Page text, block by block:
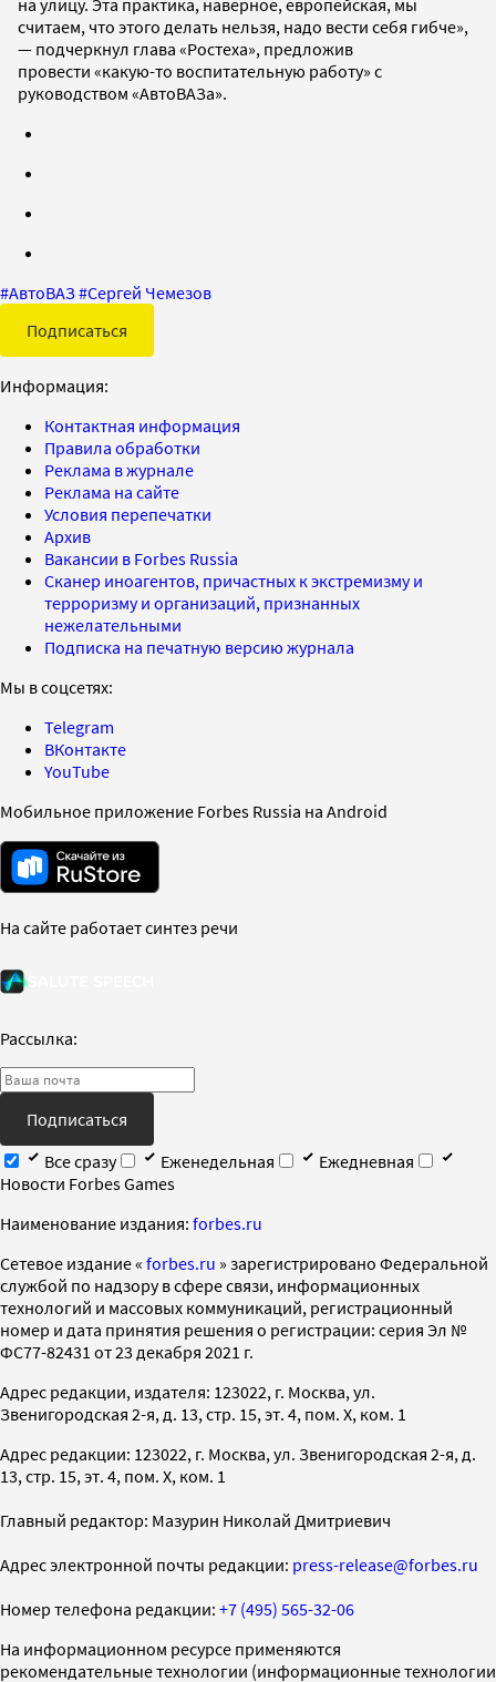
считаем, что этого делать нельзя, надо вести себя гибче»,
— подчеркнул глава «Ростеха», предложив
провести «какую-то воспитательную работу» с
руководством «АвтоВАЗа».
#АвтоВАЗ#Сергей Чемезов
Подписаться
Информация:
Контактная информация
Правила обработки
Реклама в журнале
Реклама на сайте
Условия перепечатки
Архив
Вакансии в Forbes Russia
Сканер иноагентов, причастных к экстремизму и
терроризму и организаций, признанных
нежелательными
Подписка на печатную версию журнала
Мы в соцсетях:
Telegram
ВКонтакте
YouTube
Мобильное приложение Forbes Russia на Android
На сайте работает синтез речи
Рассылка:
Подписаться
Все сразу
Еженедельная
Ежедневная
Новости Forbes Games
Наименование издания: forbes.ru
Cетевое издание « forbes.ru » зарегистрировано Федеральной
службой по надзору в сфере связи, информационных
технологий и массовых коммуникаций, регистрационный
номер и дата принятия решения о регистрации: серия Эл №
ФС77-82431 от 23 декабря 2021 г.
Адрес редакции, издателя: 123022, г. Москва, ул.
Звенигородская 2-я, д. 13, стр. 15, эт. 4, пом. X, ком. 1
Адрес редакции: 123022, г. Москва, ул. Звенигородская 2-я, д.
13, стр. 15, эт. 4, пом. X, ком. 1
Главный редактор: Мазурин Николай Дмитриевич
Адрес электронной почты редакции: press-release@forbes.ru
Номер телефона редакции: +7 (495) 565-32-06
На информационном ресурсе применяются
рекомендательные технологии (информационные технологии